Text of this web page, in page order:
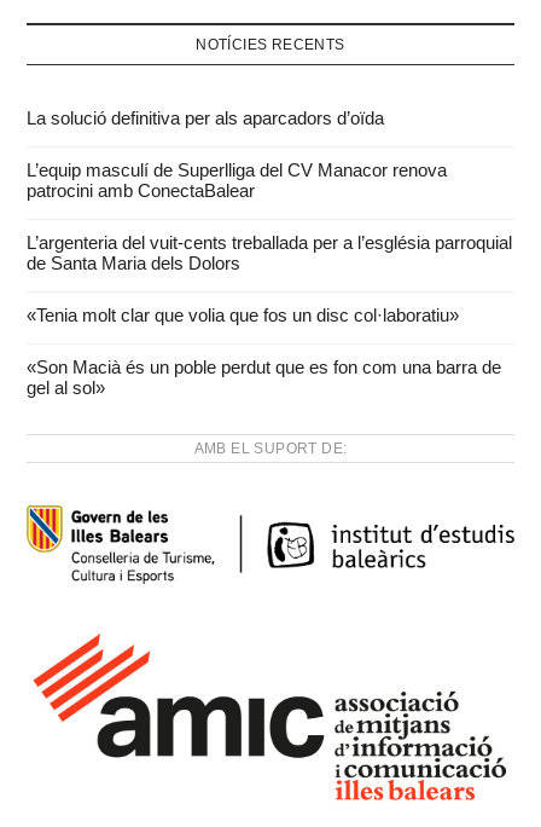
NOTÍCIES RECENTS
La solució definitiva per als aparcadors d’oïda
L’equip masculí de Superlliga del CV Manacor renova
patrocini amb ConectaBalear
L’argenteria del vuit-cents treballada per a l’església parroquial
de Santa Maria dels Dolors
«Tenia molt clar que volia que fos un disc col·laboratiu»
«Son Macià és un poble perdut que es fon com una barra de
gel al sol»
AMB EL SUPORT DE: